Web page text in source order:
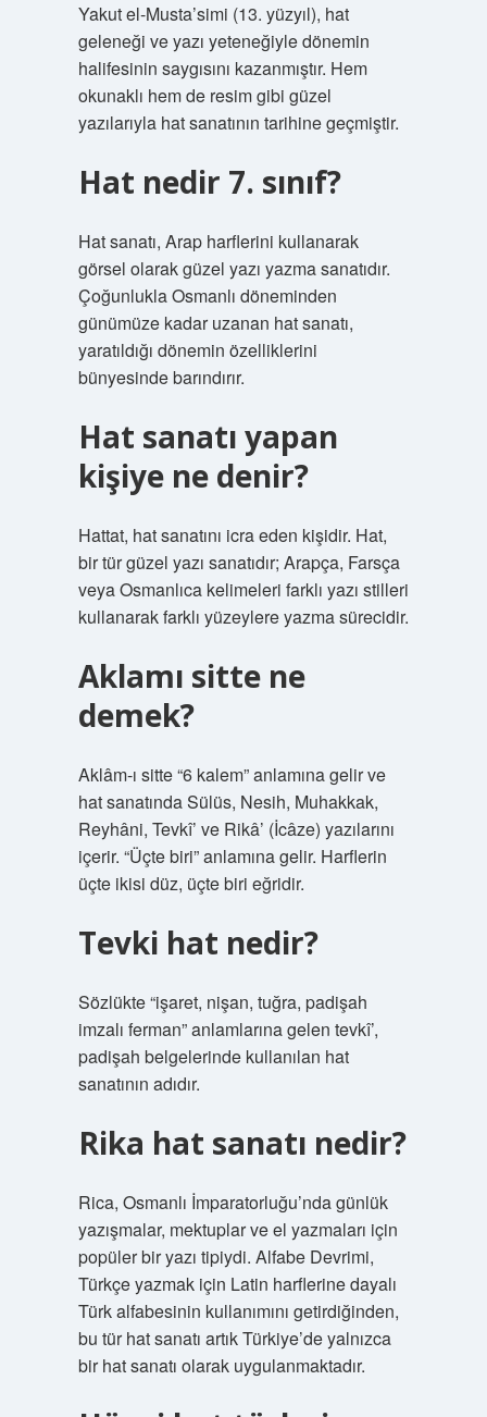
Yakut el-Musta’simi (13. yüzyıl), hat
geleneği ve yazı yeteneğiyle dönemin
halifesinin saygısını kazanmıştır. Hem
okunaklı hem de resim gibi güzel
yazılarıyla hat sanatının tarihine geçmiştir.
Hat nedir 7. sınıf?
Hat sanatı, Arap harflerini kullanarak
görsel olarak güzel yazı yazma sanatıdır.
Çoğunlukla Osmanlı döneminden
günümüze kadar uzanan hat sanatı,
yaratıldığı dönemin özelliklerini
bünyesinde barındırır.
Hat sanatı yapan
kişiye ne denir?
Hattat, hat sanatını icra eden kişidir. Hat,
bir tür güzel yazı sanatıdır; Arapça, Farsça
veya Osmanlıca kelimeleri farklı yazı stilleri
kullanarak farklı yüzeylere yazma sürecidir.
Aklamı sitte ne
demek?
Aklâm-ı sitte “6 kalem” anlamına gelir ve
hat sanatında Sülüs, Nesih, Muhakkak,
Reyhâni, Tevkî’ ve Rikâ’ (İcâze) yazılarını
içerir. “Üçte biri” anlamına gelir. Harflerin
üçte ikisi düz, üçte biri eğridir.
Tevki hat nedir?
Sözlükte “işaret, nişan, tuğra, padişah
imzalı ferman” anlamlarına gelen tevkî’,
padişah belgelerinde kullanılan hat
sanatının adıdır.
Rika hat sanatı nedir?
Rica, Osmanlı İmparatorluğu’nda günlük
yazışmalar, mektuplar ve el yazmaları için
popüler bir yazı tipiydi. Alfabe Devrimi,
Türkçe yazmak için Latin harflerine dayalı
Türk alfabesinin kullanımını getirdiğinden,
bu tür hat sanatı artık Türkiye’de yalnızca
bir hat sanatı olarak uygulanmaktadır.